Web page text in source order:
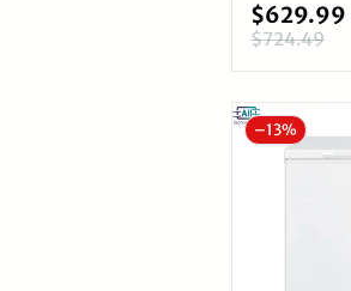
$724.49
original
era:
$724.49.
$629.99
actual
es:
$629.99.
–13%